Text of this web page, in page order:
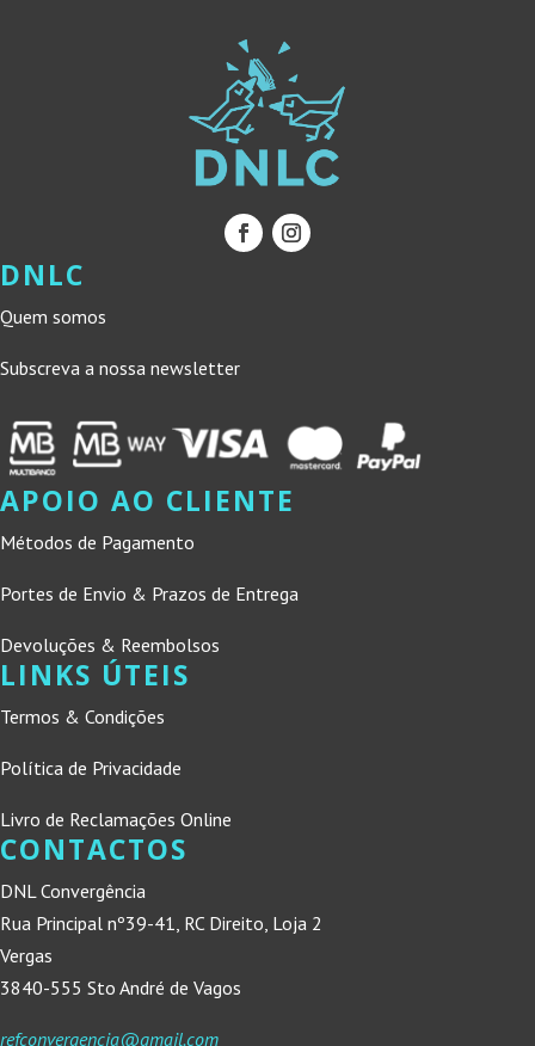
DNLC
Quem somos
Subscreva a nossa newsletter
APOIO AO CLIENTE
Métodos de Pagamento
Portes de Envio & Prazos de Entrega
Devoluções & Reembolsos
LINKS ÚTEIS
Termos & Condições
Política de Privacidade
Livro de Reclamações Online
CONTACTOS
DNL Convergência
Rua Principal nº39-41, RC Direito, Loja 2
Vergas
3840-555 Sto André de Vagos
refconvergencia@gmail.com